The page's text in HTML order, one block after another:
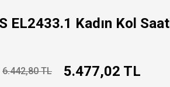
EL2433.1 Kadın Kol
6.442,80 TL 5.477,02 TL